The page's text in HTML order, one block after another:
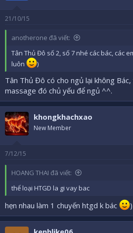
21/10/15
anotherone đã viết:
Tân Thủ Đô số 2, số 7 nhé các bác, các
luôn
)
Tân Thủ Đô có cho ngủ lại không
massage đó chủ yếu để ngủ ^^.
khongkhachxao
New Member
7/12/15
HOANG THAI đã viết:
thể loại HTGD la gi vay bac
hẹn nhau làm 1 chuyến htgd k bác )